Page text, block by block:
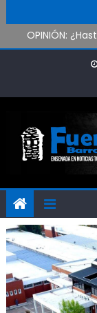
Pueblo
OPINIÓN:
Oxbow
Oportunidad